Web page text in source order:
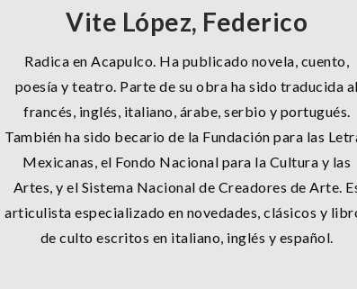
Vite López, Federico
Radica en Acapulco. Ha publicado novela, cuento,
poesía y teatro. Parte de su obra ha sido traducida al
francés, inglés, italiano, árabe, serbio y portugués.
También ha sido becario de la Fundación para las
Mexicanas, el Fondo Nacional para la Cultura y las
Artes, y el Sistema Nacional de Creadores de Arte.
articulista especializado en novedades, clásicos y
de culto escritos en italiano, inglés y español.